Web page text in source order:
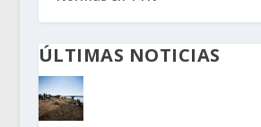
ÚLTIMAS NOTICIAS